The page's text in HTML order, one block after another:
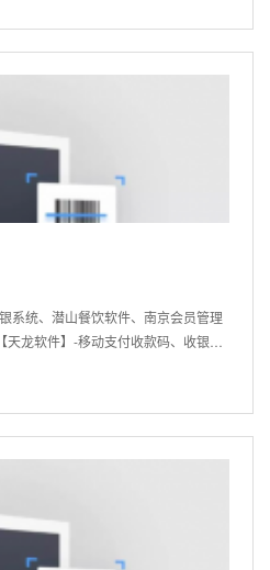
系统、潜山餐饮软件、南京会员管理
龙软件】-移动支付收款码、收银机